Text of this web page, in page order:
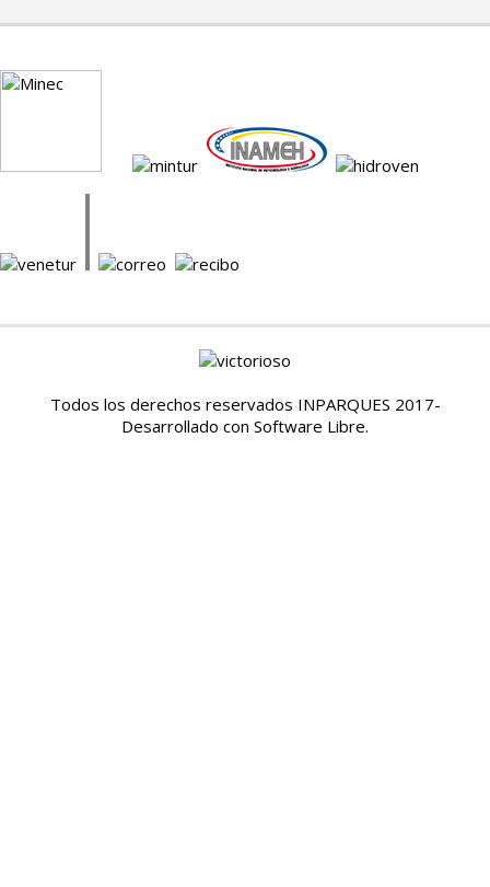
Todos los derechos reservados INPARQUES 2017-
Desarrollado con Software Libre.